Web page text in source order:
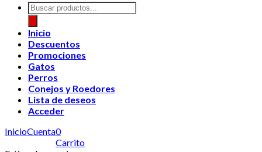
Búsqueda
de
productos
Inicio
Descuentos
Promociones
Gatos
Perros
Conejos y Roedores
Lista de deseos
Acceder
InicioCuenta0
Carrito